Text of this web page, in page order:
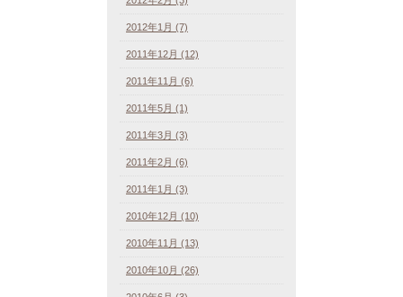
2012年1月 (7)
2011年12月 (12)
2011年11月 (6)
2011年5月 (1)
2011年3月 (3)
2011年2月 (6)
2011年1月 (3)
2010年12月 (10)
2010年11月 (13)
2010年10月 (26)